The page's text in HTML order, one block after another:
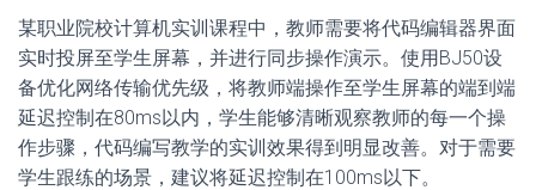
某职业院校计算机实训课程中，教师需要将代码编辑器界面
实时投屏至学生屏幕，并进行同步操作演示。使用BJ50设
备优化网络传输优先级，将教师端操作至学生屏幕的端到端
延迟控制在80ms以内，学生能够清晰观察教师的每一个操
作步骤，代码编写教学的实训效果得到明显改善。对于需要
学生跟练的场景，建议将延迟控制在100ms以下。